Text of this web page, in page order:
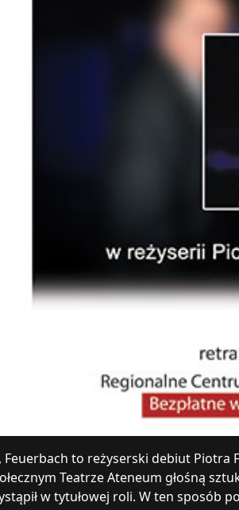
Feuerbach to reżyserski debiut
Teatrze Ateneum głośną
w tytułowej roli. W ten sposób